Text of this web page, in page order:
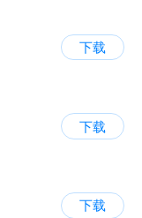
下载
下载
下载